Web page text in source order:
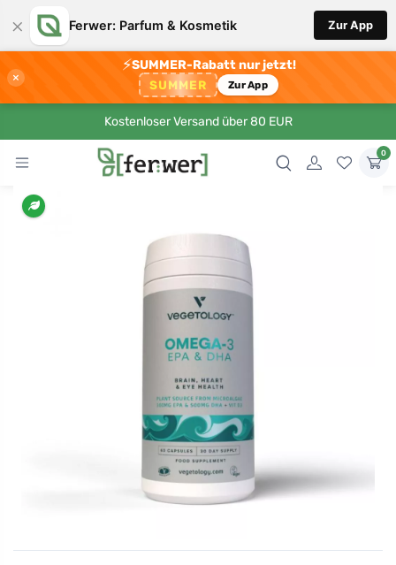
× Ferwer: Parfum & Kosmetik Zur App
×
⚡SUMMER-Rabatt nur jetzt!
SUMMER Zur App
Kostenloser Versand über 80 EUR
0